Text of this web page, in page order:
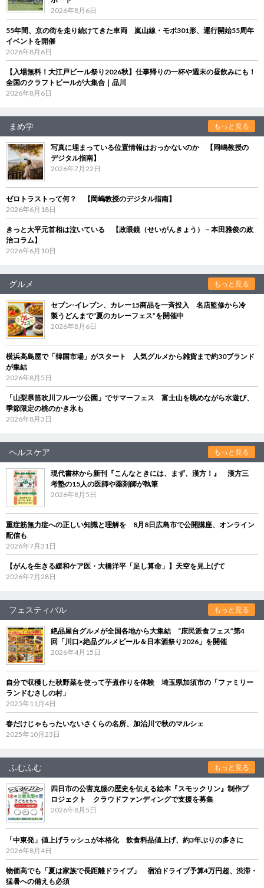
2026年8月6日
55年間、京の街を走り続けてきた車両 嵐山線・モボ301形、運行開始55周年
イベントを開催
2026年8月6日
【入場無料！大江戸ビール祭り2026秋】仕事帰りの一杯や週末の昼飲みにも！
全国のクラフトビールが大集合｜品川
2026年8月6日
まめ学 もっと見る
写真に埋まっている位置情報はおっかないのか 【岡嶋教授の
デジタル指南】
2026年7月22日
ゼロトラストって何？ 【岡嶋教授のデジタル指南】
2026年6月18日
きっと大平元首相は泣いている 【政眼鏡（せいがんきょう）－本田雅俊の政
治コラム】
2026年6月10日
グルメ もっと見る
セブン‐イレブン、カレー15商品を一斉投入 名店監修から冷
製うどんまで“夏のカレーフェス”を開催中
2026年8月6日
横浜高島屋で「韓国市場」がスタート 人気グルメから雑貨まで約30ブランド
が集結
2026年8月5日
「山梨県笛吹川フルーツ公園」でサマーフェス 富士山を眺めながら水遊び、
季節限定の桃のかき氷も
2026年8月3日
ヘルスケア もっと見る
現代書林から新刊『こんなときには、まず、漢方！』 漢方三
考塾の15人の医師や薬剤師が執筆
2026年8月5日
重症筋無力症への正しい知識と理解を 8月8日広島市で公開講座、オンライン
配信も
2026年7月31日
【がんを生きる緩和ケア医・大橋洋平「足し算命」】天空を見上げて
2026年7月28日
フェスティバル もっと見る
絶品屋台グルメが全国各地から大集結 “庶民派食フェス”第4
回「川口×絶品グルメビール＆日本酒祭り2026」を開催
2026年4月15日
自分で収穫した秋野菜を使って芋煮作りを体験 埼玉県加須市の「ファミリー
ランドむさしの村」
2025年11月4日
春だけじゃもったいないさくらの名所、加治川で秋のマルシェ
2025年10月23日
ふむふむ もっと見る
四日市の公害克服の歴史を伝える絵本『スモックリン』制作プ
ロジェクト クラウドファンディングで支援を募集
2026年8月5日
「中東発」値上げラッシュが本格化 飲食料品値上げ、約3年ぶりの多さに
2026年8月4日
物価高でも「夏は家族で長距離ドライブ」 宿泊ドライブ予算4万円超、渋滞・
猛暑への備えも必須